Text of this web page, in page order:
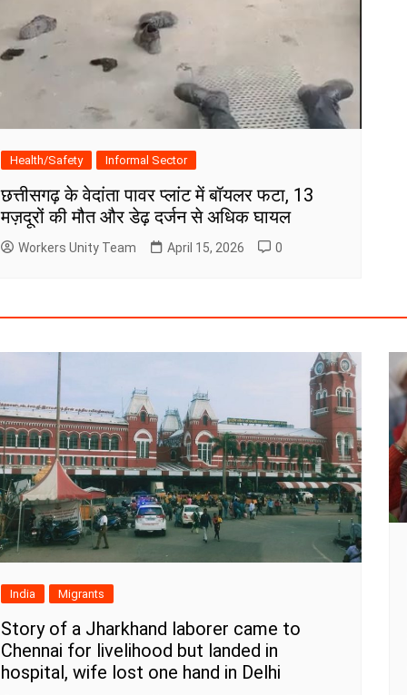
Health/Safety Informal Sector
छत्तीसगढ़ के वेदांता पावर प्लांट में बॉयलर फटा, 13
मज़दूरों की मौत और डेढ़ दर्जन से अधिक घायल
Workers Unity Team April 15, 2026 0
India Migrants
Story of a Jharkhand laborer came to
Chennai for livelihood but landed in
hospital, wife lost one hand in Delhi